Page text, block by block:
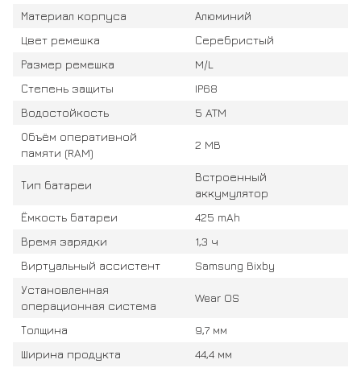
Материал корпуса
Алюминий
Цвет ремешка
Серебристый
Размер ремешка
M/L
Степень защиты
IP68
Водостойкость
5 ATM
Объём оперативной
памяти (RAM)
2 MB
Тип батареи
Встроенный
аккумулятор
Ёмкость батареи
425 mAh
Время зарядки
1,3 ч
Виртуальный ассистент
Samsung Bixby
Установленная
операционная система
Wear OS
Толщина
9,7 мм
Ширина продукта
44,4 мм